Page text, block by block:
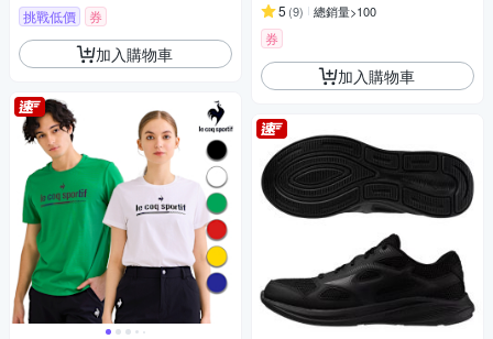
挑戰低價 券
加入購物車
5 (9) 總銷量>100
券
加入購物車